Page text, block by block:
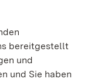
bereitgestellt
und
und Sie haben